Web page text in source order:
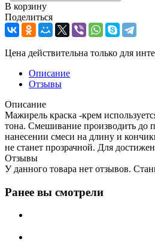
В корзину
Поделиться
Цена действительна только для
Описание
Отзывы
Описание
Мажирель краска -крем
тона. Смешивание производить до
нанесении смеси на длину и
не станет прозрачной. Для
Отзывы
У данного товара нет отзывов.
Ранее вы смотрели